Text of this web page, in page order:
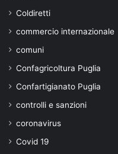
Coldiretti
commercio internazionale
comuni
Confagricoltura Puglia
Confartigianato Puglia
controlli e sanzioni
coronavirus
Covid 19